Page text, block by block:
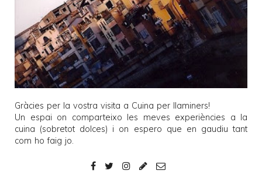
Gràcies per la vostra visita a Cuina per llaminers!
Un espai on comparteixo les meves experiències a la
cuina (sobretot dolces) i on espero que en gaudiu tant
com ho faig jo.